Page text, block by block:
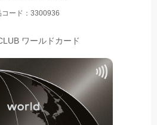
コード：3300936
ワールドカード